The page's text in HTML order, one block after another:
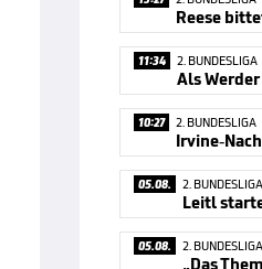
Reese
11:34 2. BUNDESLIGA
Als
10:27 2. BUNDESLIGA
Irvine-
05.08. 2. BUNDESLIGA
05.08. 2. BUNDESLIGA
„Das